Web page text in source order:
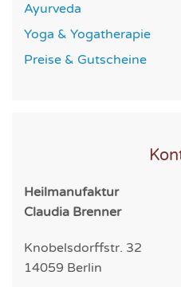
Ayurveda
Yoga & Yogatherapie
Preise & Gutscheine
Heilmanufaktur
Claudia Brenner
Knobelsdorffstr. 32
14059 Berlin